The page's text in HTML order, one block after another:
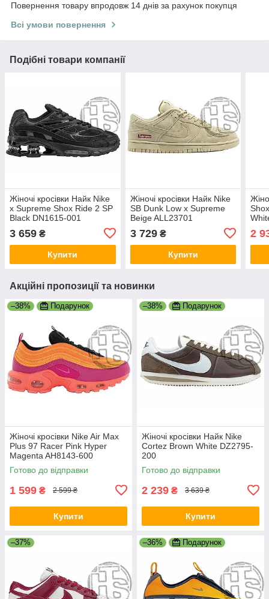
Повернення товару впродовж 14 днів за рахунок покупця
Всі умови повернення
Подібні товари компанії
Жіночі кросівки Найк Nike
x Supreme Shox Ride 2 SP
Black DN1615-001
3 659 ₴
Купити
Жіночі кросівки Найк Nike
SB Dunk Low x Supreme
Beige ALL23701
3 729₴
Купити
2
Акційні пропозиції та новинки
–38% Подарунок
Жіночі кросівки Nike Air Max
Plus 97 Racer Pink Hyper
Magenta AH8143-600
Готово до відправки
1 599 ₴ 2 599 ₴
Купити
–38% Подарунок
Жіночі кросівки Найк Nike
Cortez Brown White DZ2795-
200
Готово до відправки
2 239 ₴ 3 639 ₴
Купити
–37% –36% Подарунок